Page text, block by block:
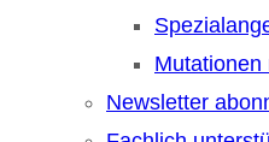
Mutationen
Newsletter